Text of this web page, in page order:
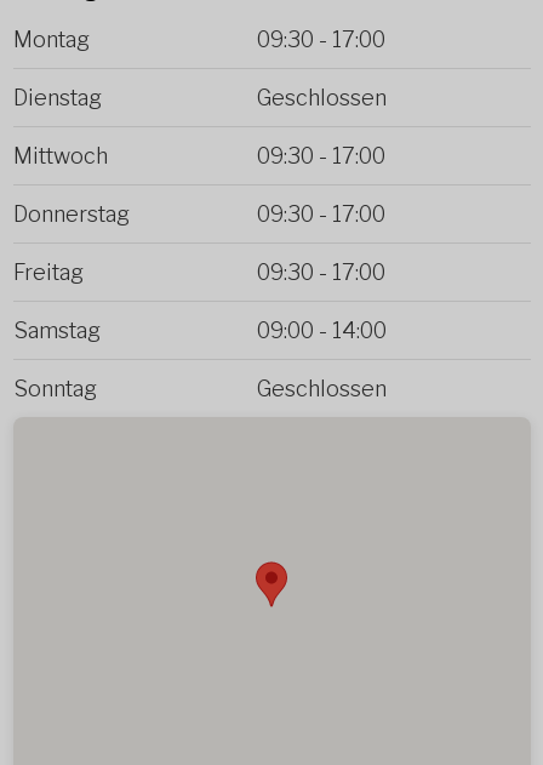
Montag
09:30 - 17:00
Dienstag Geschlossen
Mittwoch 09:30 - 17:00
Donnerstag 09:30 - 17:00
Freitag 09:30 - 17:00
Samstag 09:00 - 14:00
Sonntag Geschlossen